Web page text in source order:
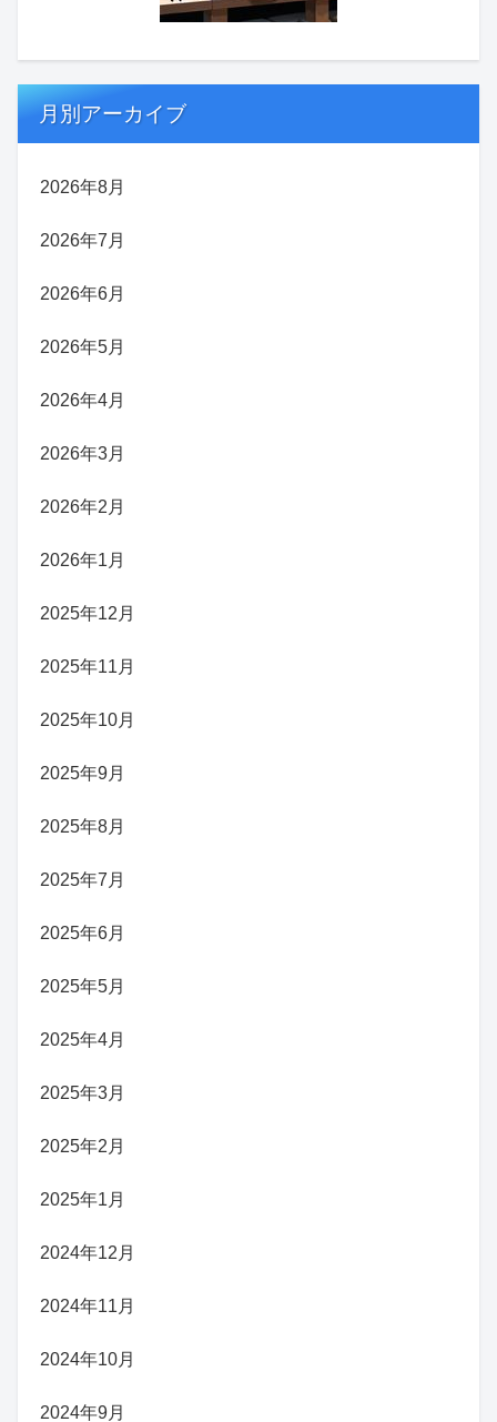
月別アーカイブ
2026年8月
2026年7月
2026年6月
2026年5月
2026年4月
2026年3月
2026年2月
2026年1月
2025年12月
2025年11月
2025年10月
2025年9月
2025年8月
2025年7月
2025年6月
2025年5月
2025年4月
2025年3月
2025年2月
2025年1月
2024年12月
2024年11月
2024年10月
2024年9月